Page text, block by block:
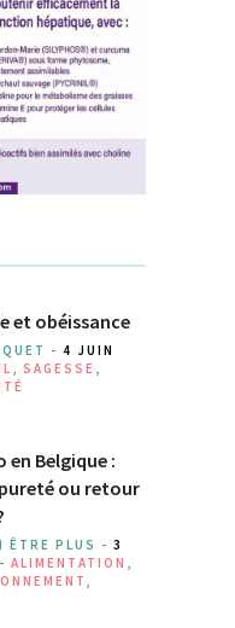
et obéissance
- 4 JUIN
, SAGESSE ,
en Belgique :
ou retour
ÊTRE PLUS - 3
- ALIMENTATION ,
,